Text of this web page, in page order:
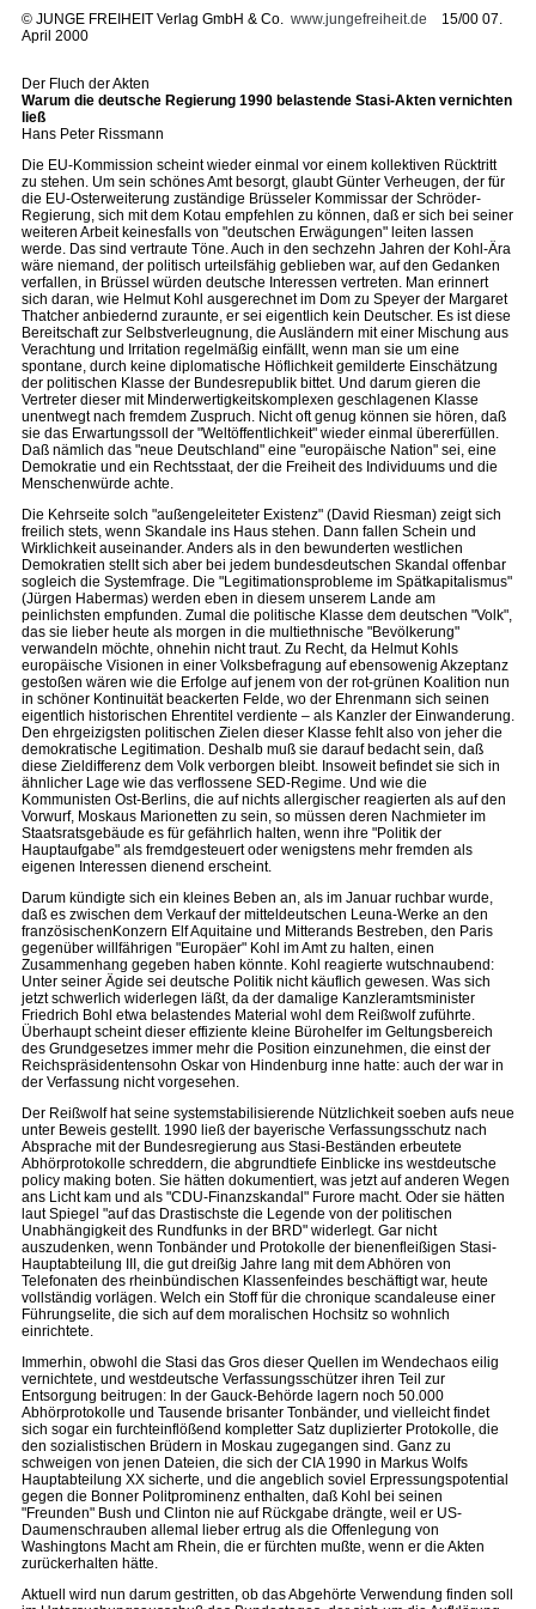
© JUNGE FREIHEIT Verlag GmbH & Co. www.jungefreiheit.de 15/00 07.
April 2000
Der Fluch der Akten
Warum die deutsche Regierung 1990 belastende Stasi-Akten vernichten
ließ
Hans Peter Rissmann
Die EU-Kommission scheint wieder einmal vor einem kollektiven Rücktritt
zu stehen. Um sein schönes Amt besorgt, glaubt Günter Verheugen, der für
die EU-Osterweiterung zuständige Brüsseler Kommissar der Schröder-
Regierung, sich mit dem Kotau empfehlen zu können, daß er sich bei seiner
weiteren Arbeit keinesfalls von "deutschen Erwägungen" leiten lassen
werde. Das sind vertraute Töne. Auch in den sechzehn Jahren der Kohl-Ära
wäre niemand, der politisch urteilsfähig geblieben war, auf den Gedanken
verfallen, in Brüssel würden deutsche Interessen vertreten. Man erinnert
sich daran, wie Helmut Kohl ausgerechnet im Dom zu Speyer der Margaret
Thatcher anbiedernd zuraunte, er sei eigentlich kein Deutscher. Es ist diese
Bereitschaft zur Selbstverleugnung, die Ausländern mit einer Mischung aus
Verachtung und Irritation regelmäßig einfällt, wenn man sie um eine
spontane, durch keine diplomatische Höflichkeit gemilderte Einschätzung
der politischen Klasse der Bundesrepublik bittet. Und darum gieren die
Vertreter dieser mit Minderwertigkeitskomplexen geschlagenen Klasse
unentwegt nach fremdem Zuspruch. Nicht oft genug können sie hören, daß
sie das Erwartungssoll der "Weltöffentlichkeit" wieder einmal übererfüllen.
Daß nämlich das "neue Deutschland" eine "europäische Nation" sei, eine
Demokratie und ein Rechtsstaat, der die Freiheit des Individuums und die
Menschenwürde achte.
Die Kehrseite solch "außengeleiteter Existenz" (David Riesman) zeigt sich
freilich stets, wenn Skandale ins Haus stehen. Dann fallen Schein und
Wirklichkeit auseinander. Anders als in den bewunderten westlichen
Demokratien stellt sich aber bei jedem bundesdeutschen Skandal offenbar
sogleich die Systemfrage. Die "Legitimationsprobleme im Spätkapitalismus"
(Jürgen Habermas) werden eben in diesem unserem Lande am
peinlichsten empfunden. Zumal die politische Klasse dem deutschen "Volk",
das sie lieber heute als morgen in die multiethnische "Bevölkerung"
verwandeln möchte, ohnehin nicht traut. Zu Recht, da Helmut Kohls
europäische Visionen in einer Volksbefragung auf ebensowenig Akzeptanz
gestoßen wären wie die Erfolge auf jenem von der rot-grünen Koalition nun
in schöner Kontinuität beackerten Felde, wo der Ehrenmann sich seinen
eigentlich historischen Ehrentitel verdiente – als Kanzler der Einwanderung.
Den ehrgeizigsten politischen Zielen dieser Klasse fehlt also von jeher die
demokratische Legitimation. Deshalb muß sie darauf bedacht sein, daß
diese Zieldifferenz dem Volk verborgen bleibt. Insoweit befindet sie sich in
ähnlicher Lage wie das verflossene SED-Regime. Und wie die
Kommunisten Ost-Berlins, die auf nichts allergischer reagierten als auf den
Vorwurf, Moskaus Marionetten zu sein, so müssen deren Nachmieter im
Staatsratsgebäude es für gefährlich halten, wenn ihre "Politik der
Hauptaufgabe" als fremdgesteuert oder wenigstens mehr fremden als
eigenen Interessen dienend erscheint.
Darum kündigte sich ein kleines Beben an, als im Januar ruchbar wurde,
daß es zwischen dem Verkauf der mitteldeutschen Leuna-Werke an den
französischenKonzern Elf Aquitaine und Mitterands Bestreben, den Paris
gegenüber willfährigen "Europäer" Kohl im Amt zu halten, einen
Zusammenhang gegeben haben könnte. Kohl reagierte wutschnaubend:
Unter seiner Ägide sei deutsche Politik nicht käuflich gewesen. Was sich
jetzt schwerlich widerlegen läßt, da der damalige Kanzleramtsminister
Friedrich Bohl etwa belastendes Material wohl dem Reißwolf zuführte.
Überhaupt scheint dieser effiziente kleine Bürohelfer im Geltungsbereich
des Grundgesetzes immer mehr die Position einzunehmen, die einst der
Reichspräsidentensohn Oskar von Hindenburg inne hatte: auch der war in
der Verfassung nicht vorgesehen.
Der Reißwolf hat seine systemstabilisierende Nützlichkeit soeben aufs neue
unter Beweis gestellt. 1990 ließ der bayerische Verfassungsschutz nach
Absprache mit der Bundesregierung aus Stasi-Beständen erbeutete
Abhörprotokolle schreddern, die abgrundtiefe Einblicke ins westdeutsche
policy making boten. Sie hätten dokumentiert, was jetzt auf anderen Wegen
ans Licht kam und als "CDU-Finanzskandal" Furore macht. Oder sie hätten
laut Spiegel "auf das Drastischste die Legende von der politischen
Unabhängigkeit des Rundfunks in der BRD" widerlegt. Gar nicht
auszudenken, wenn Tonbänder und Protokolle der bienenfleißigen Stasi-
Hauptabteilung III, die gut dreißig Jahre lang mit dem Abhören von
Telefonaten des rheinbündischen Klassenfeindes beschäftigt war, heute
vollständig vorlägen. Welch ein Stoff für die chronique scandaleuse einer
Führungselite, die sich auf dem moralischen Hochsitz so wohnlich
einrichtete.
Immerhin, obwohl die Stasi das Gros dieser Quellen im Wendechaos eilig
vernichtete, und westdeutsche Verfassungsschützer ihren Teil zur
Entsorgung beitrugen: In der Gauck-Behörde lagern noch 50.000
Abhörprotokolle und Tausende brisanter Tonbänder, und vielleicht findet
sich sogar ein furchteinflößend kompletter Satz duplizierter Protokolle, die
den sozialistischen Brüdern in Moskau zugegangen sind. Ganz zu
schweigen von jenen Dateien, die sich der CIA 1990 in Markus Wolfs
Hauptabteilung XX sicherte, und die angeblich soviel Erpressungspotential
gegen die Bonner Politprominenz enthalten, daß Kohl bei seinen
"Freunden" Bush und Clinton nie auf Rückgabe drängte, weil er US-
Daumenschrauben allemal lieber ertrug als die Offenlegung von
Washingtons Macht am Rhein, die er fürchten mußte, wenn er die Akten
zurückerhalten hätte.
Aktuell wird nun darum gestritten, ob das Abgehörte Verwendung finden soll